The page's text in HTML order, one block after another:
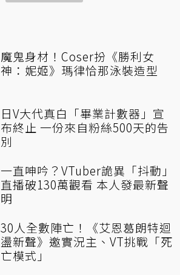
魔鬼身材！Coser扮《勝利女
神：妮姬》瑪律恰那泳裝造型
日V大代真白「畢業計數器」宣
布終止 一份來自粉絲500天的告
別
一直呻吟？VTuber詭異「抖動」
直播破130萬觀看 本人發最新聲
明
30人全數陣亡！《艾恩葛朗特迴
盪新聲》邀實況主、VT挑戰「死
亡模式」